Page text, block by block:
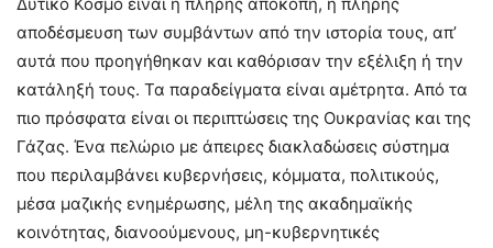
αποδέσμευση των συμβάντων από την ιστορία τους, απ’
αυτά που προηγήθηκαν και καθόρισαν την εξέλιξη ή την
κατάληξή τους. Τα παραδείγματα είναι αμέτρητα. Από τα
πιο πρόσφατα είναι οι περιπτώσεις της Ουκρανίας και της
Γάζας. Ένα πελώριο με άπειρες διακλαδώσεις σύστημα
που περιλαμβάνει κυβερνήσεις, κόμματα, πολιτικούς,
μέσα μαζικής ενημέρωσης, μέλη της ακαδημαϊκής
κοινότητας, διανοούμενους, μη-κυβερνητικές